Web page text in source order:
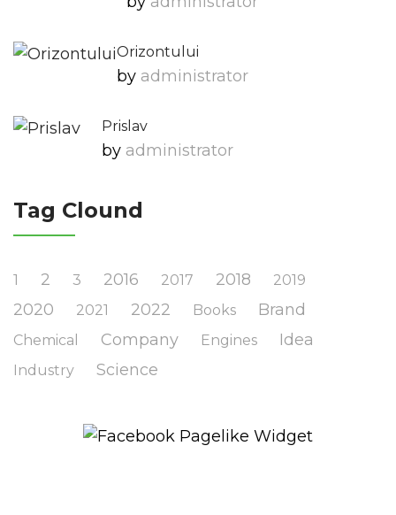
Orizontului
by Administrator
Prislav
by Administrator
Tag Clound
1 2 3 2016 2017 2018 2019
2020 2021 2022 Books Brand
Chemical Company Engines Idea
Industry Science